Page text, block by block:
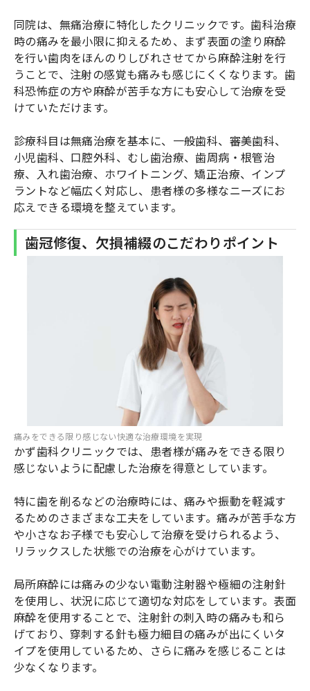
同院は、無痛治療に特化したクリニックです。歯科治療
時の痛みを最小限に抑えるため、まず表面の塗り麻酔
を行い歯肉をほんのりしびれさせてから麻酔注射を行
うことで、注射の感覚も痛みも感じにくくなります。歯
科恐怖症の方や麻酔が苦手な方にも安心して治療を受
けていただけます。
診療科目は無痛治療を基本に、一般歯科、審美歯科、
小児歯科、口腔外科、むし歯治療、歯周病・根管治
療、入れ歯治療、ホワイトニング、矯正治療、インプ
ラントなど幅広く対応し、患者様の多様なニーズにお
応えできる環境を整えています。
歯冠修復、欠損補綴のこだわりポイント
痛みをできる限り感じない快適な治療環境を実現
かず歯科クリニックでは、患者様が痛みをできる限り
感じないように配慮した治療を得意としています。
特に歯を削るなどの治療時には、痛みや振動を軽減す
るためのさまざまな工夫をしています。痛みが苦手な方
や小さなお子様でも安心して治療を受けられるよう、
リラックスした状態での治療を心がけています。
局所麻酔には痛みの少ない電動注射器や極細の注射針
を使用し、状況に応じて適切な対応をしています。表面
麻酔を使用することで、注射針の刺入時の痛みも和ら
げており、穿刺する針も極力細目の痛みが出にくいタ
イプを使用しているため、さらに痛みを感じることは
少なくなります。